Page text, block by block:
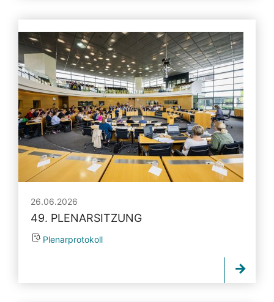
26.06.2026
49. PLENARSITZUNG
Plenarprotokoll